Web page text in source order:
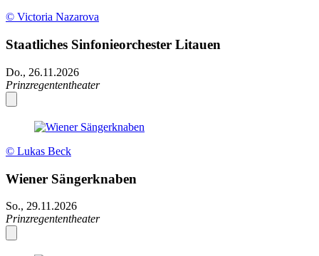
© Victoria Nazarova
Staatliches Sinfonieorchester Litauen
Do., 26.11.2026
Prinzregententheater
© Lukas Beck
Wiener Sängerknaben
So., 29.11.2026
Prinzregententheater